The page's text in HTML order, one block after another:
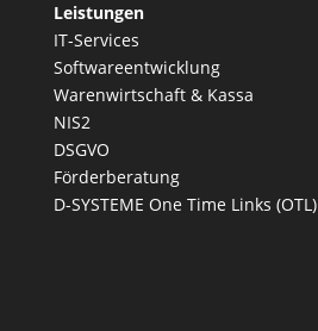
Leistungen
IT-Services
Softwareentwicklung
Warenwirtschaft & Kassa
NIS2
DSGVO
Förderberatung
D-SYSTEME One Time Links (OTL)